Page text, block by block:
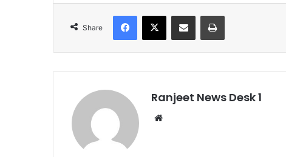
Share
Ranjeet News Desk 1